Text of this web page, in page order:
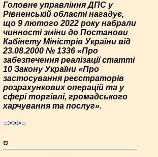
Головне управління ДПС у
Рівненській області нагадує,
що 9 лютого 2022 року набрали
чинності зміни до Постанови
Кабінету Міністрів України від
23.08.2000 № 1336 «Про
забезпечення реалізації статті
10 Закону України «Про
застосування реєстраторів
розрахункових операцій та у
сфері торгівлі, громадського
харчування та послуг».
=>>>=
¤